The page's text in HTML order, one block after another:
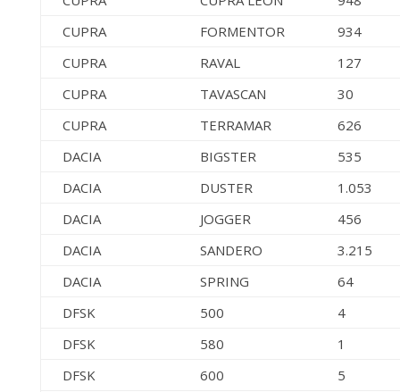
CUPRA
FORMENTOR
934
CUPRA
RAVAL
127
CUPRA
TAVASCAN
30
CUPRA
TERRAMAR
626
DACIA
BIGSTER
535
DACIA
DUSTER
1.053
DACIA
JOGGER
456
DACIA
SANDERO
3.215
DACIA
SPRING
64
DFSK
500
4
DFSK
580
1
DFSK
600
5